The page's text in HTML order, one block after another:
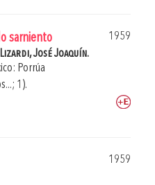
sarniento
1959
José Joaquín.
Porrúa
1).
1959